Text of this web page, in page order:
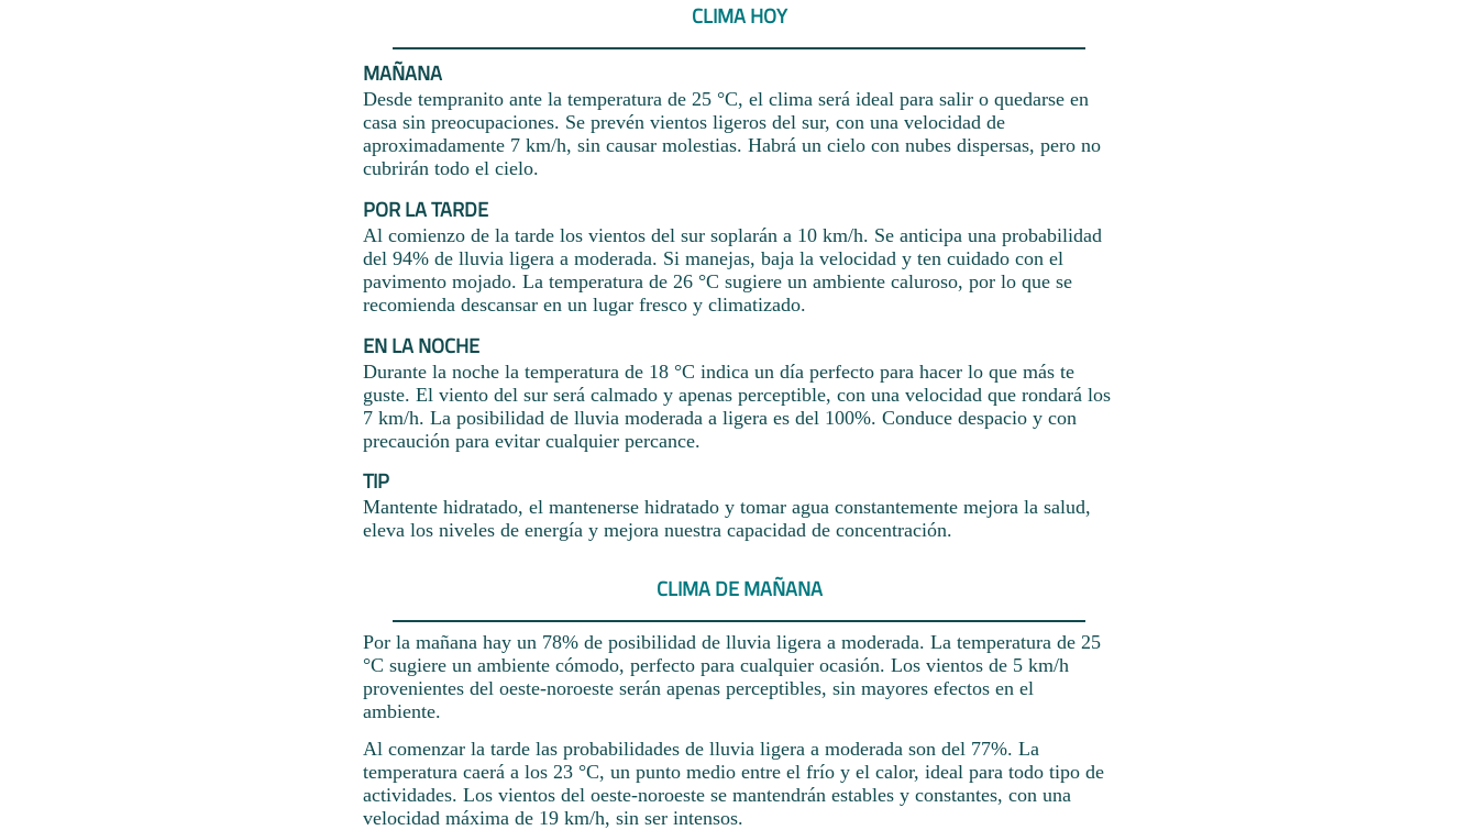
CLIMA HOY
MAÑANA
Desde tempranito ante la temperatura de 25 °C, el clima será ideal para salir o quedarse en
casa sin preocupaciones. Se prevén vientos ligeros del sur, con una velocidad de
aproximadamente 7 km/h, sin causar molestias. Habrá un cielo con nubes dispersas, pero no
cubrirán todo el cielo.
POR LA TARDE
Al comienzo de la tarde los vientos del sur soplarán a 10 km/h. Se anticipa una probabilidad
del 94% de lluvia ligera a moderada. Si manejas, baja la velocidad y ten cuidado con el
pavimento mojado. La temperatura de 26 °C sugiere un ambiente caluroso, por lo que se
recomienda descansar en un lugar fresco y climatizado.
EN LA NOCHE
Durante la noche la temperatura de 18 °C indica un día perfecto para hacer lo que más te
guste. El viento del sur será calmado y apenas perceptible, con una velocidad que rondará los
7 km/h. La posibilidad de lluvia moderada a ligera es del 100%. Conduce despacio y con
precaución para evitar cualquier percance.
TIP
Mantente hidratado, el mantenerse hidratado y tomar agua constantemente mejora la salud,
eleva los niveles de energía y mejora nuestra capacidad de concentración.
CLIMA DE MAÑANA
Por la mañana hay un 78% de posibilidad de lluvia ligera a moderada. La temperatura de 25
°C sugiere un ambiente cómodo, perfecto para cualquier ocasión. Los vientos de 5 km/h
provenientes del oeste-noroeste serán apenas perceptibles, sin mayores efectos en el
ambiente.
Al comenzar la tarde las probabilidades de lluvia ligera a moderada son del 77%. La
temperatura caerá a los 23 °C, un punto medio entre el frío y el calor, ideal para todo tipo de
actividades. Los vientos del oeste-noroeste se mantendrán estables y constantes, con una
velocidad máxima de 19 km/h, sin ser intensos.